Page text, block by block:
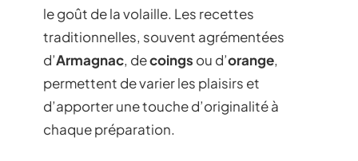
le goût de la volaille. Les recettes
traditionnelles, souvent agrémentées
d’Armagnac, decoings ou d’orange,
permettent de varier les plaisirs et
d’apporter une touche d’originalité à
chaque préparation.